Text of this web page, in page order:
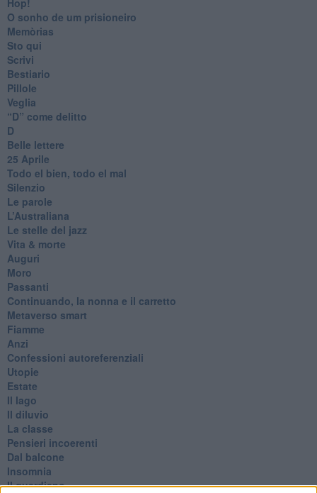
O sonho de um prisioneiro
Memòrias
Sto qui
Scrivi
Bestiario
Pillole
Veglia
​“D” come delitto
D
Belle lettere
25 Aprile
Todo el bien, todo el mal
Silenzio
Le parole
​L’Australiana
Le stelle del jazz
Vita & morte
Auguri
Moro
Passanti
Continuando, la nonna e il carretto
Metaverso smart
Fiamme
Anzi
Confessioni autoreferenziali
Utopie
Estate
Il lago
Il diluvio
La classe
Pensieri incoerenti
Dal balcone
Insomnia
Il guardiano